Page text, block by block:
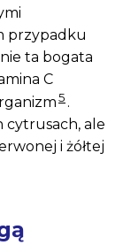
przypadku
ta bogata
C
5 .
cytrusach, ale
i żółtej